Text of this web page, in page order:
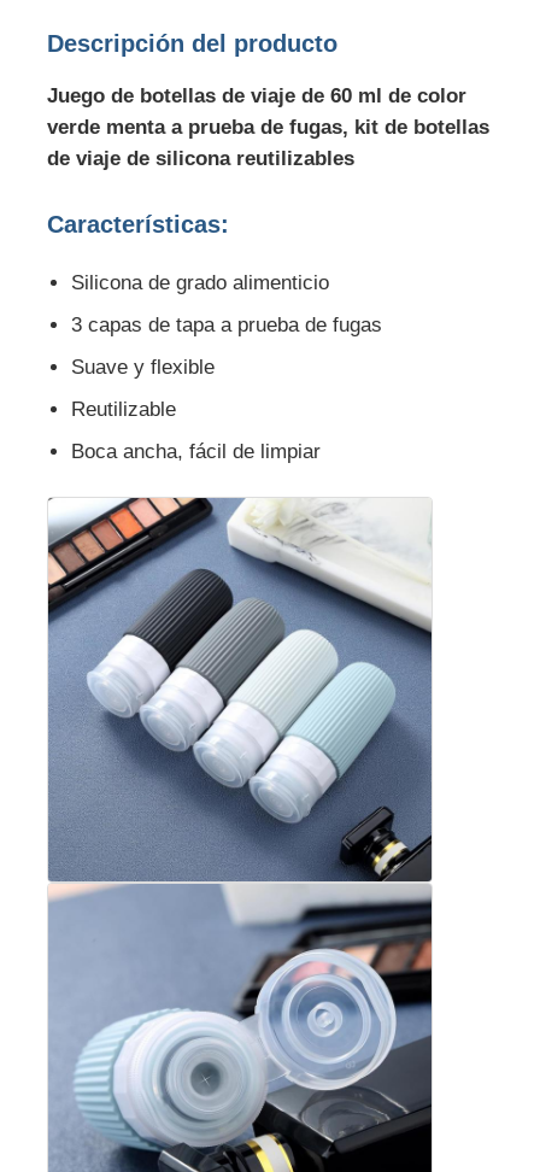
Descripción del producto
Juego de botellas de viaje de 60 ml de color
verde menta a prueba de fugas, kit de botellas
de viaje de silicona reutilizables
Características:
Silicona de grado alimenticio
3 capas de tapa a prueba de fugas
Suave y flexible
Reutilizable
Boca ancha, fácil de limpiar